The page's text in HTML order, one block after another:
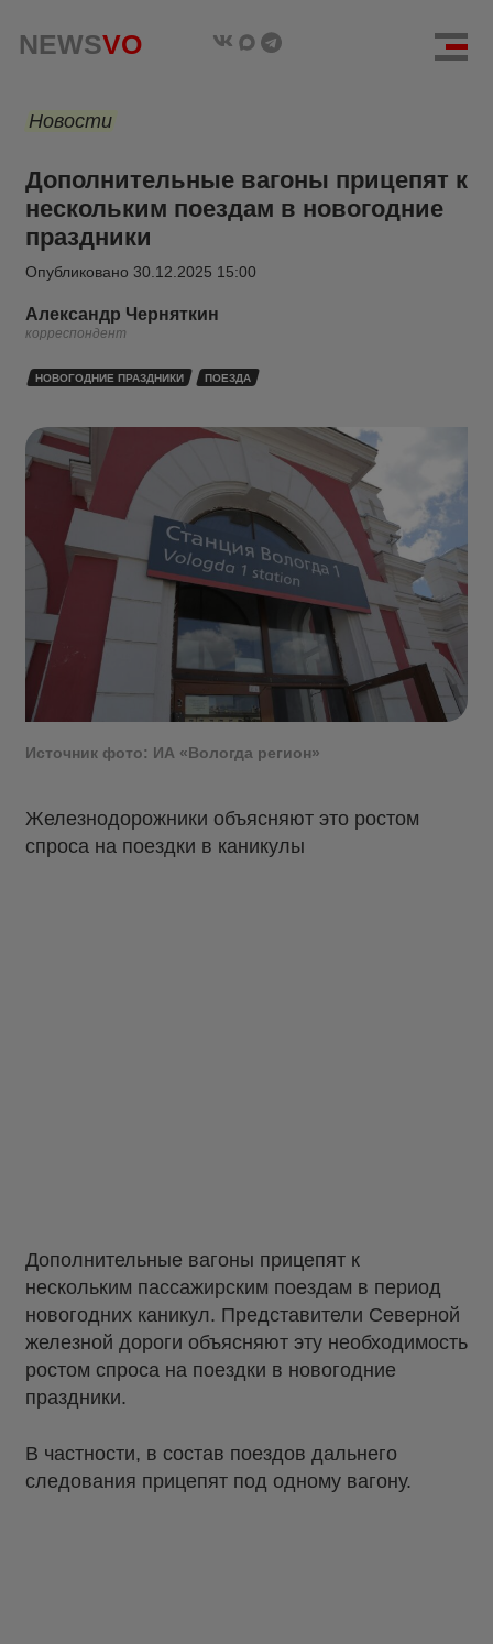
NEWSVO
Новости
Дополнительные вагоны прицепят к
нескольким поездам в новогодние
праздники
Опубликовано 30.12.2025 15:00
Александр Черняткин
корреспондент
НОВОГОДНИЕ ПРАЗДНИКИ ПОЕЗДА
Источник фото: ИА «Вологда регион»
Железнодорожники объясняют это ростом
спроса на поездки в каникулы
Дополнительные вагоны прицепят к
нескольким пассажирским поездам в период
новогодних каникул. Представители Северной
железной дороги объясняют эту необходимость
ростом спроса на поездки в новогодние
праздники.
В частности, в состав поездов дальнего
следования прицепят под одному вагону.